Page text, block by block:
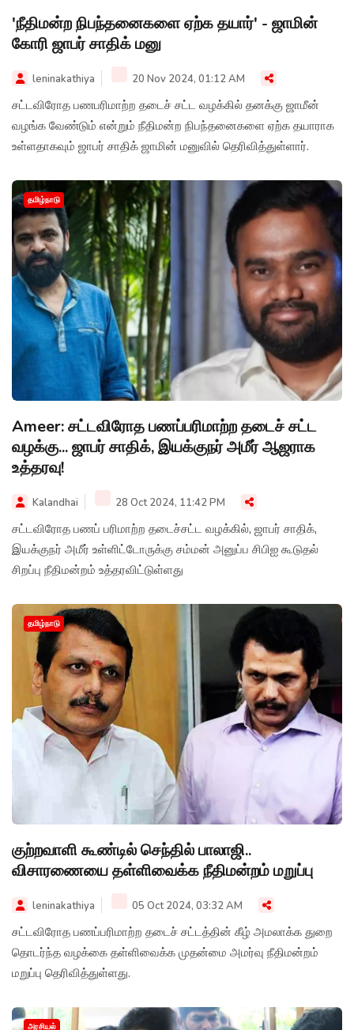
'நீதிமன்ற நிபந்தனைகளை ஏற்க தயார்' - ஜாமின்
கோரி ஜாபர் சாதிக் மனு
leninakathiya 20 Nov 2024, 01:12 AM
சட்டவிரோத பணபரிமாற்ற தடைச் சட்ட வழக்கில் தனக்கு ஜாமீன்
வழங்க வேண்டும் என்றும் நீதிமன்ற நிபந்தனைகளை ஏற்க தயாராக
உள்ளதாகவும் ஜாபர் சாதிக் ஜாமின் மனுவில் தெரிவித்துள்ளார்.
தமிழ்நாடு
Ameer: சட்டவிரோத பணப்பரிமாற்ற தடைச் சட்ட
வழக்கு... ஜாபர் சாதிக், இயக்குநர் அமீர் ஆஜராக
உத்தரவு!
Kalandhai 28 Oct 2024, 11:42 PM
சட்டவிரோத பணப் பரிமாற்ற தடைச்சட்ட வழக்கில், ஜாபர் சாதிக்,
இயக்குநர் அமீர் உள்ளிட்டோருக்கு சம்மன் அனுப்ப சிபிஐ கூடுதல்
சிறப்பு நீதிமன்றம் உத்தரவிட்டுள்ளது
தமிழ்நாடு
குற்றவாளி கூண்டில் செந்தில் பாலாஜி..
விசாரணையை தள்ளிவைக்க நீதிமன்றம் மறுப்பு
leninakathiya 05 Oct 2024, 03:32 AM
சட்டவிரோத பணப்பரிமாற்ற தடைச் சட்டத்தின் கீழ் அமலாக்க துறை
தொடர்ந்த வழக்கை தள்ளிவைக்க முதன்மை அமர்வு நீதிமன்றம்
மறுப்பு தெரிவித்துள்ளது.
அரசியல்